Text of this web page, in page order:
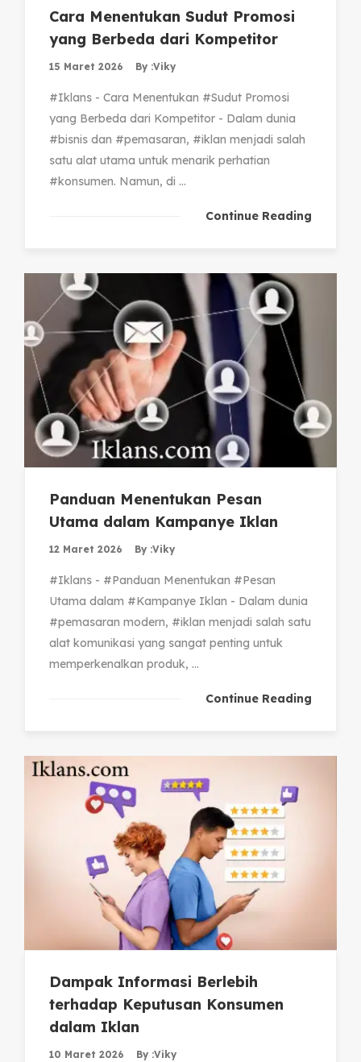
Cara Menentukan Sudut Promosi
yang Berbeda dari Kompetitor
15 Maret 2026 By :Viky
#Iklans - Cara Menentukan #Sudut Promosi
yang Berbeda dari Kompetitor - Dalam dunia
#bisnis dan #pemasaran, #iklan menjadi salah
satu alat utama untuk menarik perhatian
#konsumen. Namun, di ...
Continue Reading
Panduan Menentukan Pesan
Utama dalam Kampanye Iklan
12 Maret 2026 By :Viky
#Iklans - #Panduan Menentukan #Pesan
Utama dalam #Kampanye Iklan - Dalam dunia
#pemasaran modern, #iklan menjadi salah satu
alat komunikasi yang sangat penting untuk
memperkenalkan produk, ...
Continue Reading
Dampak Informasi Berlebih
terhadap Keputusan Konsumen
dalam Iklan
10 Maret 2026 By :Viky